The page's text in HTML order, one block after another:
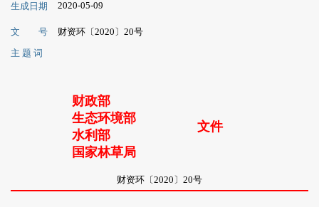
生成日期
2020-05-09
文 号
财资环〔2020〕20号
主 题 词
财政部
生态环境部
水利部
国家林草局
文件
财资环〔2020〕20号